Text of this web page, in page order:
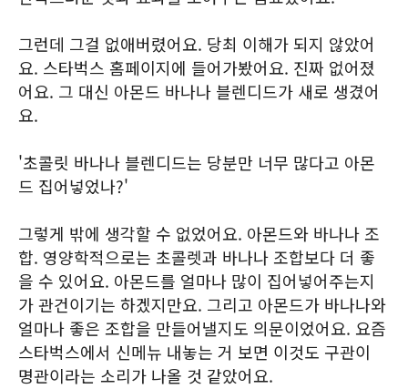
그런데 그걸 없애버렸어요. 당최 이해가 되지 않았어
요. 스타벅스 홈페이지에 들어가봤어요. 진짜 없어졌
어요. 그 대신 아몬드 바나나 블렌디드가 새로 생겼어
요.
'초콜릿 바나나 블렌디드는 당분만 너무 많다고 아몬
드 집어넣었나?'
그렇게 밖에 생각할 수 없었어요. 아몬드와 바나나 조
합. 영양학적으로는 초콜렛과 바나나 조합보다 더 좋
을 수 있어요. 아몬드를 얼마나 많이 집어넣어주는지
가 관건이기는 하겠지만요. 그리고 아몬드가 바나나와
얼마나 좋은 조합을 만들어낼지도 의문이었어요. 요즘
스타벅스에서 신메뉴 내놓는 거 보면 이것도 구관이
명관이라는 소리가 나올 것 같았어요.